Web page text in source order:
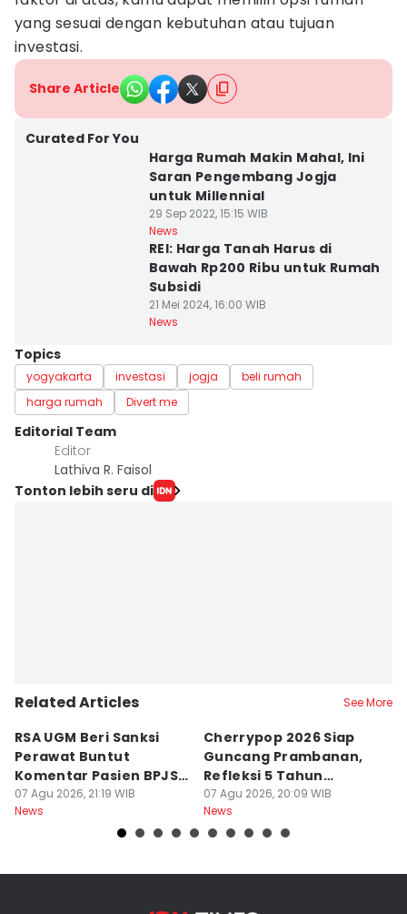
yang sesuai dengan kebutuhan atau tujuan
investasi.
Share Article
Curated For You
Harga Rumah Makin Mahal, Ini
Saran Pengembang Jogja
untuk Millennial
29 Sep 2022, 15:15 WIB
News
REI: Harga Tanah Harus di
Bawah Rp200 Ribu untuk Rumah
Subsidi
21 Mei 2024, 16:00 WIB
News
Topics
yogyakarta investasi jogja
beli rumah
harga rumah
Divert me
Editorial Team
Editor
Lathiva R. Faisol
Tonton lebih seru di
Related Articles See More
RSA UGM Beri Sanksi
Perawat Buntut
Komentar Pasien BPJS
di Medsos
07 Agu 2026, 21:19 WIB
News
Cherrypop 2026 Siap
Guncang Prambanan,
Refleksi 5 Tahun
Perjalanan
07 Agu 2026, 20:09 WIB
News